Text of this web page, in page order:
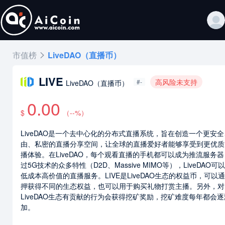
市值榜 LiveDAO（直播币）
LIVE LiveDAO（直播币） #- 高风险未支持
$ 0.00 （--%）
LiveDAO是一个去中心化的分布式直播系统，旨在创造一个更安
由、私密的直播分享空间，让全球的直播爱好者能够享受到更优
播体验。在LiveDAO，每个观看直播的手机都可以成为推流服务
过5G技术的众多特性（D2D、Massive MIMO等），LiveDAO可
低成本高价值的直播服务。LIVE是LiveDAO生态的权益币，可以
押获得不同的生态权益，也可以用于购买礼物打赏主播。另外，对
LiveDAO生态有贡献的行为会获得挖矿奖励，挖矿难度每年都会
加。